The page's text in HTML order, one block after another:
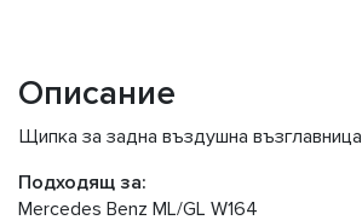
Описание
Щипка за задна въздушна възглавница
Подходящ за:
Mercedes Benz ML/GL W164